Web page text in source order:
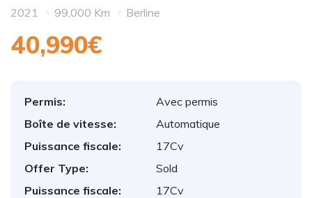
2021 99,000 Km Berline
40,990€
Permis:
Avec permis
Boîte de vitesse:
Automatique
Puissance fiscale:
17Cv
Offer Type:
Sold
Puissance fiscale:
17Cv